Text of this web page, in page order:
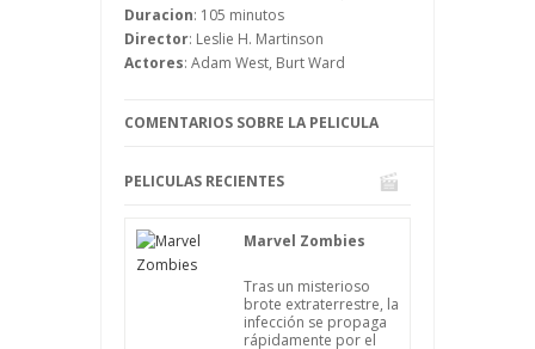
impiden, se desatará el caos mundial
cuando muchos de los políticos más
importantes del mundo mueran.
Duracion: 105 minutos
Director: Leslie H. Martinson
Actores: Adam West, Burt Ward
COMENTARIOS SOBRE LA PELICULA
PELICULAS RECIENTES
Marvel Zombies
Tras un misterioso
brote extraterrestre, la
infección se propaga
rápidamente por el